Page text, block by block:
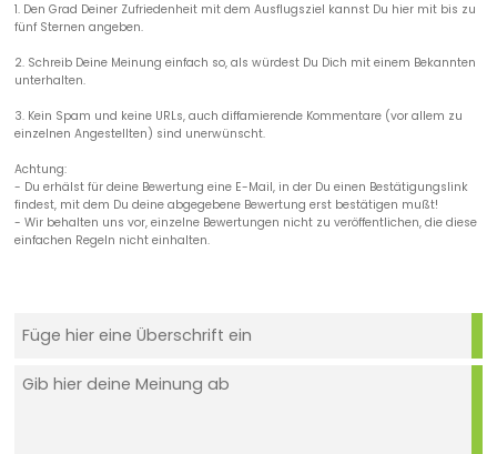
1. Den Grad Deiner Zufriedenheit mit dem Ausflugsziel kannst Du hier mit bis zu
fünf Sternen angeben.
2. Schreib Deine Meinung einfach so, als würdest Du Dich mit einem Bekannten
unterhalten.
3. Kein Spam und keine URLs, auch diffamierende Kommentare (vor allem zu
einzelnen Angestellten) sind unerwünscht.
Achtung:
- Du erhälst für deine Bewertung eine E-Mail, in der Du einen Bestätigungslink
findest, mit dem Du deine abgegebene Bewertung erst bestätigen mußt!
- Wir behalten uns vor, einzelne Bewertungen nicht zu veröffentlichen, die diese
einfachen Regeln nicht einhalten.